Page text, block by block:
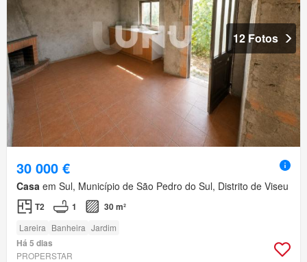
12 Fotos
30 000 €
Casa em Sul, Município de São Pedro do Sul, Distrito de Viseu
T2 1 30 m²
Lareira Banheira Jardim
Há 5 dias
PROPERSTAR